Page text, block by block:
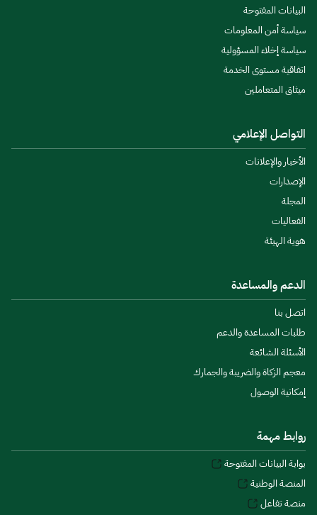
البيانات المفتوحة
سياسة أمن المعلومات
سياسة إخلاء المسؤولية
اتفاقية مستوى الخدمة
ميثاق المتعاملين
التواصل الإعلامي
الأخبار والإعلانات
الإصدارات
المجلة
الفعاليات
هوية الهيئة
الدعم والمساعدة
اتصل بنا
طلبات المساعدة والدعم
الأسئلة الشائعة
معجم الزكاة والضريبة والجمارك
إمكانية الوصول
روابط مهمة
بوابة البيانات المفتوحة
المنصة الوطنية
منصة تفاعل